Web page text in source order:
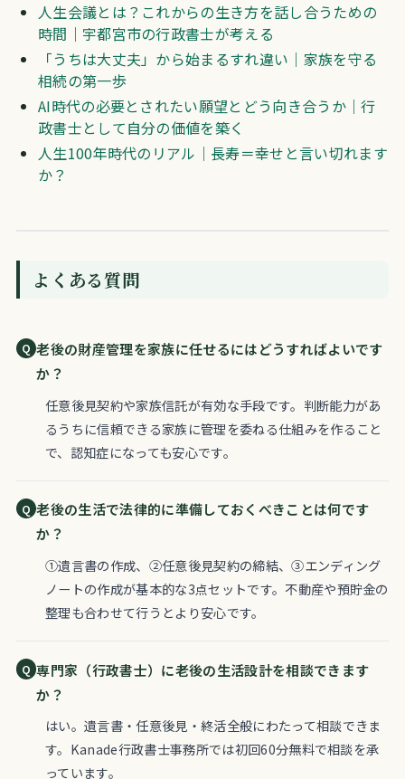
人生会議とは？これからの生き方を話し合うための
時間｜宇都宮市の行政書士が考える
「うちは大丈夫」から始まるすれ違い｜家族を守る
相続の第一歩
AI時代の必要とされたい願望とどう向き合うか｜行
政書士として自分の価値を築く
人生100年時代のリアル｜長寿＝幸せと言い切れます
か？
よくある質問
老後の財産管理を家族に任せるにはどうすればよいです
か？
任意後見契約や家族信託が有効な手段です。判断能力があ
るうちに信頼できる家族に管理を委ねる仕組みを作ること
で、認知症になっても安心です。
老後の生活で法律的に準備しておくべきことは何です
か？
①遺言書の作成、②任意後見契約の締結、③エンディング
ノートの作成が基本的な3点セットです。不動産や預貯金の
整理も合わせて行うとより安心です。
専門家（行政書士）に老後の生活設計を相談できます
か？
はい。遺言書・任意後見・終活全般にわたって相談できま
す。Kanade行政書士事務所では初回60分無料で相談を承
っています。